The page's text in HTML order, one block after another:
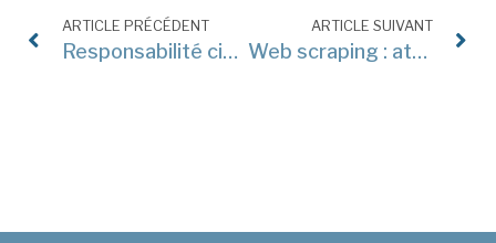
ARTICLE PRÉCÉDENT
Responsabilité civile et intelligence artificielle : séminaire international
ARTICLE SUIVANT
Web scraping : attention aux droits du producteur de base de données !